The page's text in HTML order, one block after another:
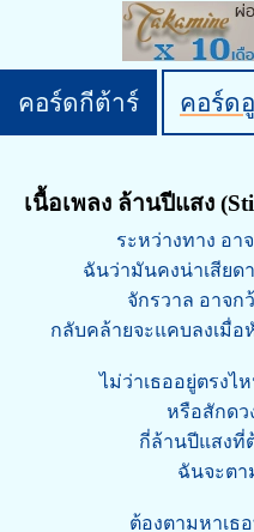
คอร์ดกีต้าร์ คอร์ด
เนื้อเพลง ล้านปีแสง
ระหว่างทาง อ
ฉันว่ามันคงน่าเสียด
จักรวาล อาจก
กลับคล้ายจะแคบลงเมื่อ
ไม่ว่าเธออยู่ตรงไ
หรือสักดว
กี่ล้านปีแสงที่
ฉันจะตา
ต้องตามหาเธ